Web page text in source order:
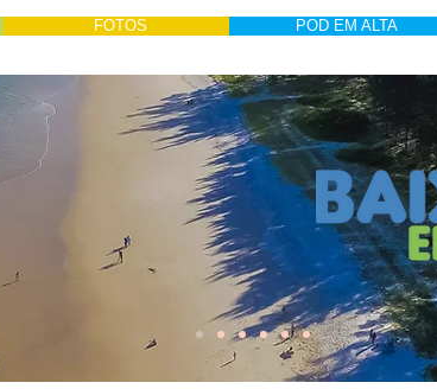
FOTOS POD EM ALTA